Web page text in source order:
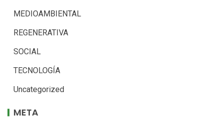
MEDIOAMBIENTAL
REGENERATIVA
SOCIAL
TECNOLOGÍA
Uncategorized
META